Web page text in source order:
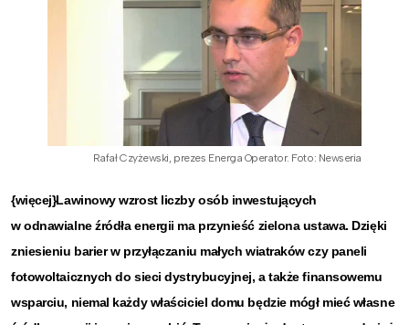
Rafał Czyżewski, prezes Energa Operator. Foto: Newseria
{więcej}Lawinowy wzrost liczby osób inwestujących
w odnawialne źródła energii ma przynieść zielona ustawa. Dzięki
zniesieniu barier w przyłączaniu małych wiatraków czy paneli
fotowoltaicznych do sieci dystrybucyjnej, a także finansowemu
wsparciu, niemal każdy właściciel domu będzie mógł mieć własne